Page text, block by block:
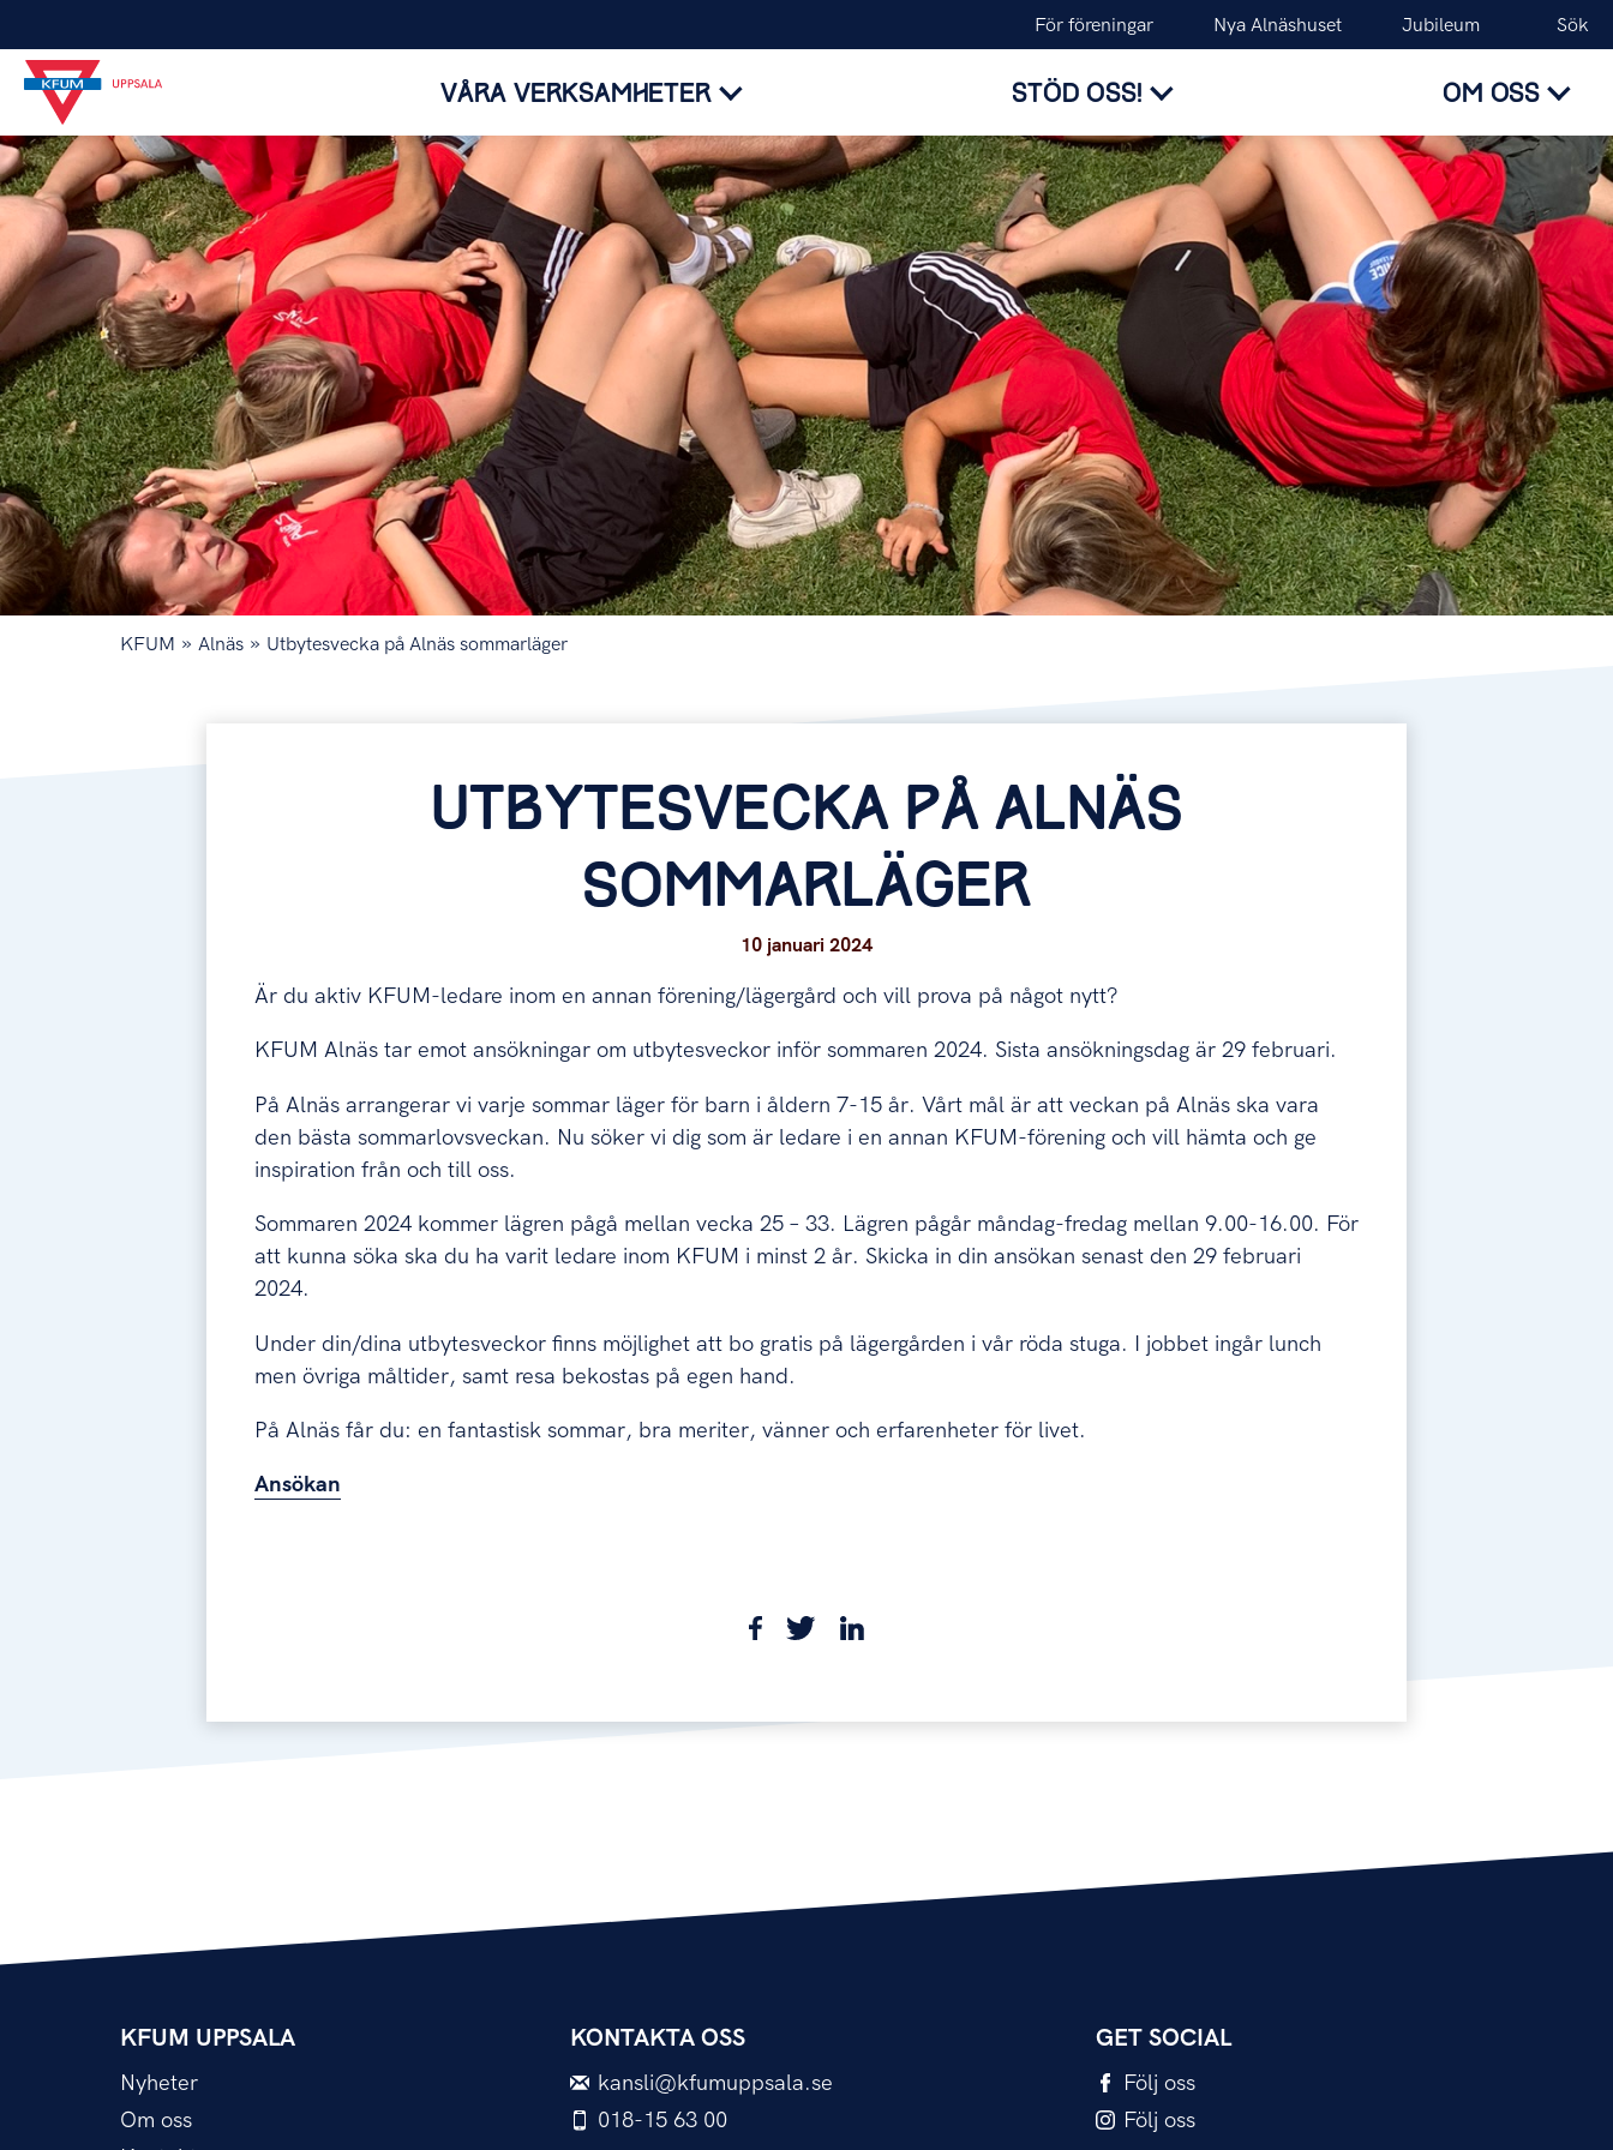
För föreningar Nya Alnäshuset Jubileum Sök
VÅRA VERKSAMHETER STÖD OSS! OM OSS
KFUM » Alnäs » Utbytesvecka på Alnäs sommarläger
UTBYTESVECKA PÅ ALNÄS
SOMMARLÄGER
10 januari 2024
Är du aktiv KFUM-ledare inom en annan förening/lägergård och vill prova på något nytt?
KFUM Alnäs tar emot ansökningar om utbytesveckor inför sommaren 2024. Sista ansökningsdag är 29 februari.
På Alnäs arrangerar vi varje sommar läger för barn i åldern 7-15 år. Vårt mål är att veckan på Alnäs ska vara
den bästa sommarlovsveckan. Nu söker vi dig som är ledare i en annan KFUM-förening och vill hämta och ge
inspiration från och till oss.
Sommaren 2024 kommer lägren pågå mellan vecka 25 – 33. Lägren pågår måndag-fredag mellan 9.00-16.00. För
att kunna söka ska du ha varit ledare inom KFUM i minst 2 år. Skicka in din ansökan senast den 29 februari
2024.
Under din/dina utbytesveckor finns möjlighet att bo gratis på lägergården i vår röda stuga. I jobbet ingår lunch
men övriga måltider, samt resa bekostas på egen hand.
På Alnäs får du: en fantastisk sommar, bra meriter, vänner och erfarenheter för livet.
Ansökan
KFUM UPPSALA
Nyheter
Om oss
KONTAKTA OSS
kansli@kfumuppsala.se
018-15 63 00
GET SOCIAL
Följ oss
Följ oss